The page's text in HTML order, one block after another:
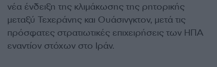
νέα ένδειξη της κλιμάκωσης της ρητορικής
μεταξύ Τεχεράνης και Ουάσινγκτον, μετά τις
πρόσφατες στρατιωτικές επιχειρήσεις των ΗΠΑ
εναντίον στόχων στο Ιράν.